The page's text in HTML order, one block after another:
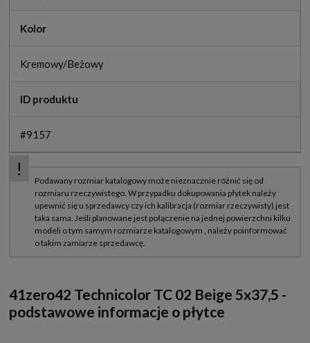
Kolor
Kremowy/Beżowy
ID produktu
#9157
41zero42 Technicolor TC 02 Beige 5x37,5 -
podstawowe informacje o płytce